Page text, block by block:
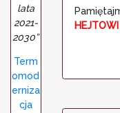
lata
2021-
2030”
Term
omod
erniza
cja
HEJTOWI